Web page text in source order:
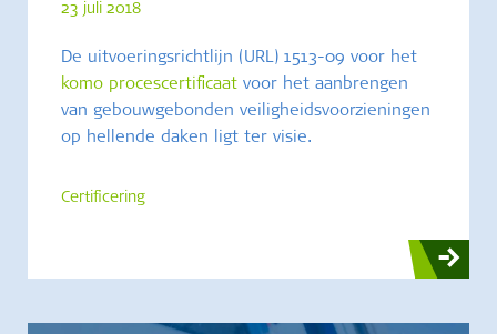
23 juli 2018
De uitvoeringsrichtlijn (URL) 1513-09 voor het
komo procescertificaat voor het aanbrengen
van gebouwgebonden veiligheidsvoorzieningen
op hellende daken ligt ter visie.
Certificering